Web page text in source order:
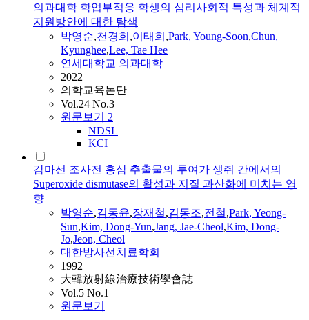
의과대학 학업부적응 학생의 심리사회적 특성과 체계적
지원방안에 대한 탐색
박영순,천경희 ,이태희 ,Park, Young-Soon,Chun,
Kyunghee,Lee, Tae Hee
연세대학교 의과대학
2022
의학교육논단
Vol.24 No.3
원문보기 2
NDSL
KCI
감마선 조사전 홍삼 추출물의 투여가 생쥐 간에서의
Superoxide dismutase의 활성과 지질 과산화에 미치는 영
향
박영순,김동윤,장재철,김동조,전철,Park, Yeong-
Sun,Kim, Dong-Yun,Jang, Jae-Cheol,Kim, Dong-
Jo,Jeon, Cheol
대한방사선치료학회
1992
大韓放射線治療技術學會誌
Vol.5 No.1
원문보기